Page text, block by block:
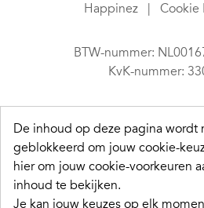
Happinez
Cookie
BTW-nummer:
KvK-nummer:
De inhoud op deze pagina wordt
geblokkeerd om jouw cookie-
hier om jouw cookie-voorkeuren
inhoud te bekijken.
Je kan jouw keuzes op elk